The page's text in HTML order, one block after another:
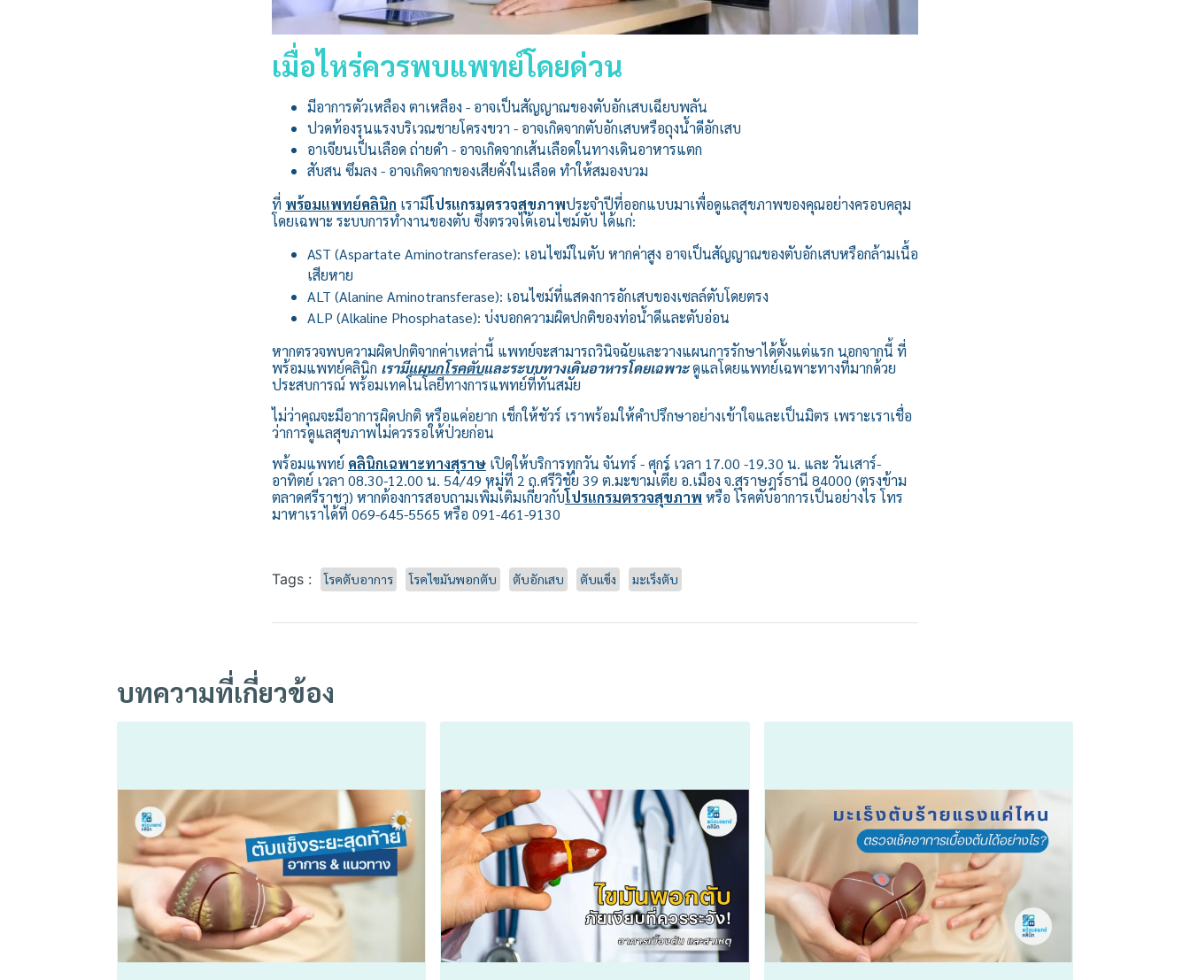
เมื่อไหร่ควรพบแพทย์โดยด่วน
มีอาการตัวเหลือง ตาเหลือง - อาจเป็นสัญญาณของตับอักเสบเฉียบพลัน
ปวดท้องรุนแรงบริเวณชายโครงขวา - อาจเกิดจากตับอักเสบหรือถุงน้ำดีอักเสบ
อาเจียนเป็นเลือด ถ่ายดำ - อาจเกิดจากเส้นเลือดในทางเดินอาหารแตก
สับสน ซึมลง - อาจเกิดจากของเสียคั่งในเลือด ทำให้สมองบวม
ที่ พร้อมแพทย์คลินิก เรามีโปรแกรมตรวจสุขภาพประจำปีที่ออกแบบมาเพื่อดูแลสุขภาพของคุณอย่างครอบคลุม
โดยเฉพาะ ระบบการทำงานของตับ ซึ่งตรวจได้เอนไซม์ตับ ได้แก่:
AST (Aspartate Aminotransferase): เอนไซม์ในตับ หากค่าสูง อาจเป็นสัญญาณของตับอักเสบหรือกล้ามเนื้อ
เสียหาย
ALT (Alanine Aminotransferase): เอนไซม์ที่แสดงการอักเสบของเซลล์ตับโดยตรง
ALP (Alkaline Phosphatase): บ่งบอกความผิดปกติของท่อน้ำดีและตับอ่อน
หากตรวจพบความผิดปกติจากค่าเหล่านี้ แพทย์จะสามารถวินิจฉัยและวางแผนการรักษาได้ตั้งแต่แรก นอกจากนี้ ที่
พร้อมแพทย์คลินิก เรามีแผนกโรคตับและระบบทางเดินอาหารโดยเฉพาะดูแลโดยแพทย์เฉพาะทางที่มากด้วย
ประสบการณ์ พร้อมเทคโนโลยีทางการแพทย์ที่ทันสมัย
ไม่ว่าคุณจะมีอาการผิดปกติ หรือแค่อยาก เช็กให้ชัวร์ เราพร้อมให้คำปรึกษาอย่างเข้าใจและเป็นมิตร เพราะเราเชื่อ
ว่าการดูแลสุขภาพไม่ควรรอให้ป่วยก่อน
พร้อมแพทย์ คลินิกเฉพาะทางสุราษ เปิดให้บริการทุกวัน จันทร์ - ศุกร์ เวลา 17.00 -19.30 น. และ วันเสาร์-
อาทิตย์ เวลา 08.30-12.00 น. 54/49 หมู่ที่ 2 ถ.ศรีวิชัย 39 ต.มะขามเตี้ย อ.เมือง จ.สุราษฎร์ธานี 84000 (ตรงข้าม
ตลาดศรีราชา) หากต้องการสอบถามเพิ่มเติมเกี่ยวกับโปรแกรมตรวจสุขภาพ หรือ โรคตับอาการเป็นอย่างไร โทร
มาหาเราได้ที่ 069-645-5565 หรือ 091-461-9130
Tags : โรคตับอาการ โรคไขมันพอกตับ ตับอักเสบ ตับแข็ง มะเร็งตับ
บทความที่เกี่ยวข้อง